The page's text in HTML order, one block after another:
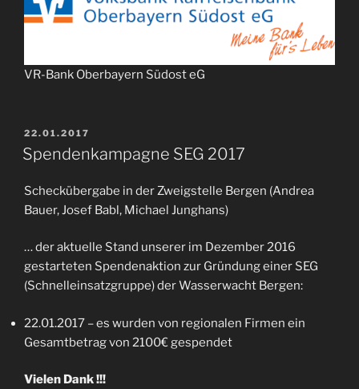
VR-Bank Oberbayern Südost eG
VERÖFFENTLICHT
AM
22.01.2017
Spendenkampagne SEG 2017
Scheckübergabe in der Zweigstelle Bergen (Andrea
Bauer, Josef Babl, Michael Junghans)
… der aktuelle Stand unserer im Dezember 2016
gestarteten Spendenaktion zur Gründung einer SEG
(Schnelleinsatzgruppe) der Wasserwacht Bergen:
22.01.2017 – es wurden von regionalen Firmen ein
Gesamtbetrag von 2100€ gespendet
Vielen Dank !!!